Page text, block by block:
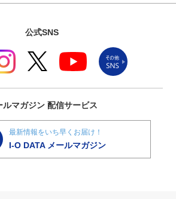
公式SNS
ルマガジン 配信サービス
最新情報をいち早くお届け！
I-O DATA メールマガジン